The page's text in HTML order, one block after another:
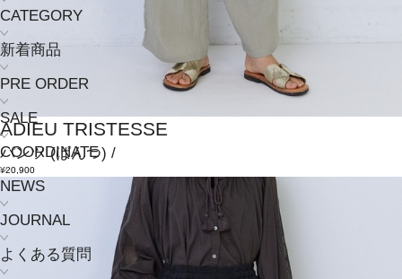
CATEGORY
新着商品
PRE ORDER
SALE
COORDINATE
NEWS
JOURNAL
よくある質問
ADIEU TRISTESSE
パンツ(ぱんつ) /
¥20,900